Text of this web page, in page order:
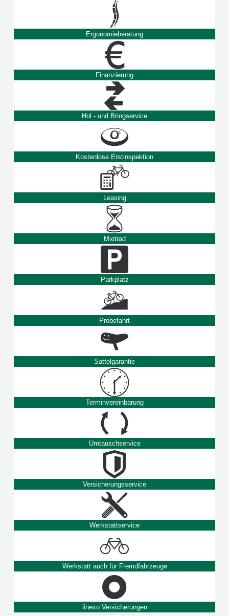
Ergonomieberatung
Finanzierung
Hol - und Bringservice
Kostenlose Erstinspektion
Leasing
Mietrad
Parkplatz
Probefahrt
Sattelgarantie
Terminvereinbarung
Umtauschservice
Versicherungsservice
Werkstattservice
Werkstatt auch für Fremdfahrzeuge
linexo Versicherungen